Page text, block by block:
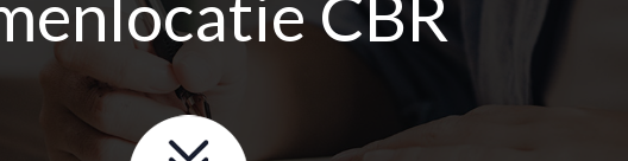
CBR